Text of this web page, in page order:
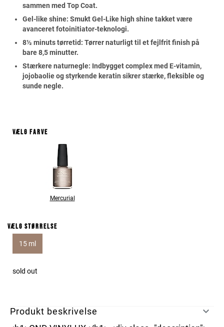
sammen med Top Coat.
Gel-like shine: Smukt Gel-Like high shine takket være
avanceret fotoinitiator-teknologi.
8½ minuts tørretid: Tørrer naturligt til et fejlfrit finish på
bare 8,5 minutter.
Stærkere naturnegle: Indbygget complex med E-vitamin,
jojobaolie og styrkende keratin sikrer stærke, fleksible og
sunde negle.
Vælg farve
Mercurial
Vælg størrelse
15 ml
sold out
Produkt beskrivelse